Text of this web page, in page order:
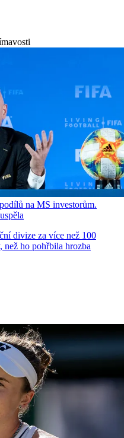
na MS investorům.
divize za více než 100
ho pohřbila hrozba